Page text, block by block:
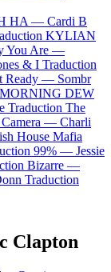
HA — Cardi B
KYLIAN
You Are —
& I Traduction
Ready — Sombr
DEW
Traduction The
Camera — Charli
House Mafia
99% — Jessie
Bizarre —
Traduction
Clapton